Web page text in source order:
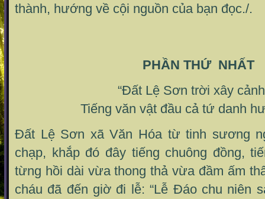
thành, hướng về cội nguồn của bạn đọc./.
PHẦN THỨ NHẤT
“Đất Lệ Sơn trời xây
Tiếng văn vật đầu cả tứ danh
Đất Lệ Sơn xã Văn Hóa từ tinh sương
chạp, khắp đó đây tiếng chuông đồng,
từng hồi dài vừa thong thả vừa đầm ấm
cháu đã đến giờ đi lễ: “Lễ Đáo chu niên